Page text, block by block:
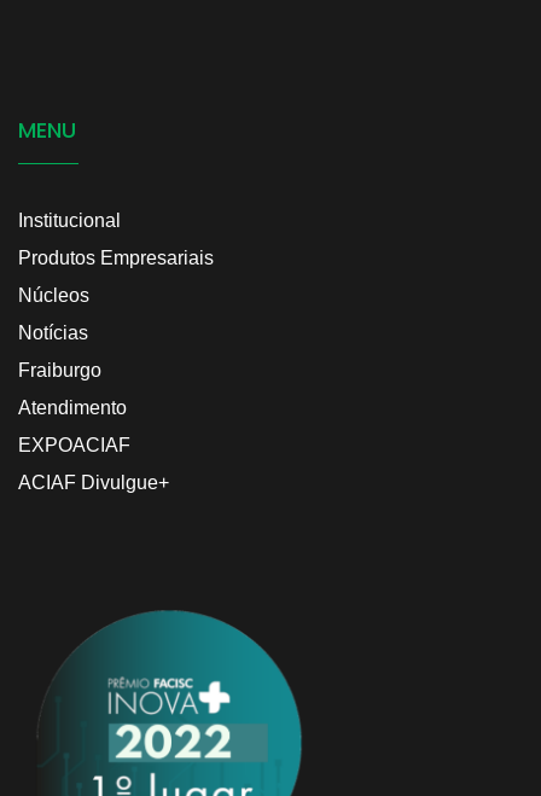
MENU
Institucional
Produtos Empresariais
Núcleos
Notícias
Fraiburgo
Atendimento
EXPOACIAF
ACIAF Divulgue+